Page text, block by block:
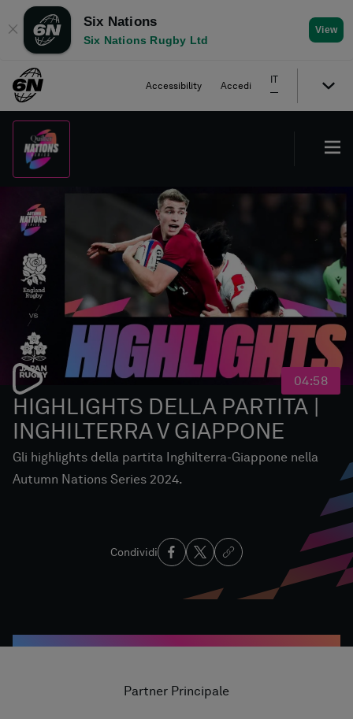
✕
Six Nations
Six Nations Rugby Ltd
View
Accessibility Accedi
IT
04:58
HIGHLIGHTS DELLA PARTITA |
INGHILTERRA V GIAPPONE
Gli highlights della partita Inghilterra-Giappone nella
Autumn Nations Series 2024.
Condividi
Partner Principale